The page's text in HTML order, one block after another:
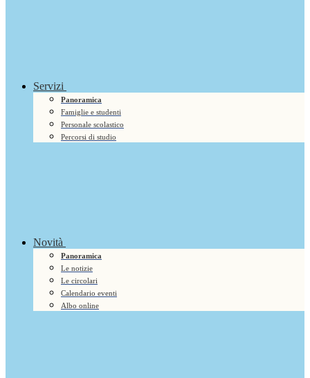
Servizi
Panoramica
Famiglie e studenti
Personale scolastico
Percorsi di studio
Novità
Panoramica
Le notizie
Le circolari
Calendario eventi
Albo online